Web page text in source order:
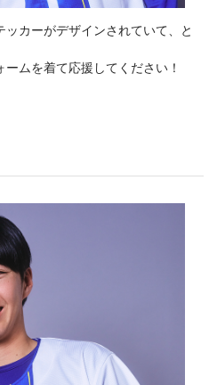
カーがデザインされていて、と
ムを着て応援してください！